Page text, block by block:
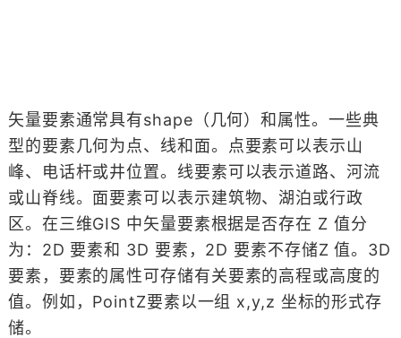
矢量要素通常具有shape（几何）和属性。一些典
型的要素几何为点、线和面。点要素可以表示山
峰、电话杆或井位置。线要素可以表示道路、河流
或山脊线。面要素可以表示建筑物、湖泊或行政
区。在三维GIS 中矢量要素根据是否存在 Z 值分
为：2D 要素和 3D 要素，2D 要素不存储Z 值。3D
要素，要素的属性可存储有关要素的高程或高度的
值。例如，PointZ要素以一组 x,y,z 坐标的形式存
储。